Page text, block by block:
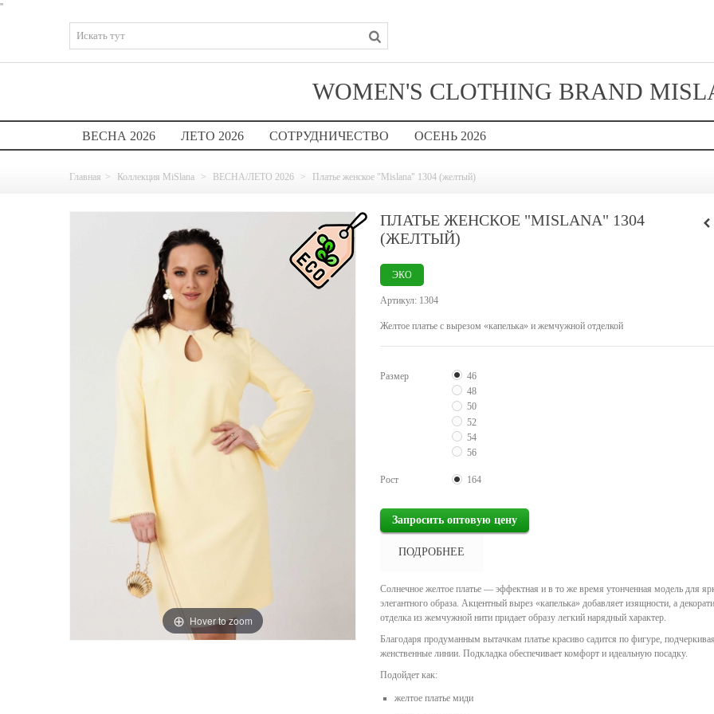
''
WOMEN'S CLOTHING BRAND
ВЕСНА 2026 ЛЕТО 2026 СОТРУДНИЧЕСТВО ОСЕНЬ 2026
Главная > Коллекция MiSlana > ВЕСНА/ЛЕТО 2026 > Платье женское "Mislana" 1304 (желтый)
Hover to zoom
ПЛАТЬЕ ЖЕНСКОЕ "MISLANA" 1304
(ЖЕЛТЫЙ)
ЭКО
Артикул: 1304
Желтое платье с вырезом «капелька» и жемчужной отделкой
Размер
46
48
50
52
54
56
Рост 164
ПОДРОБНЕЕ
Солнечное желтое платье — эффектная и в то же время утонченная модель для
элегантного образа. Акцентный вырез «капелька» добавляет изящности, а
отделка из жемчужной нити придает образу легкий нарядный характер.
Благодаря продуманным вытачкам платье красиво садится по фигуре, подчеркивая
женственные линии. Подкладка обеспечивает комфорт и идеальную посадку.
Подойдет как:
желтое платье миди